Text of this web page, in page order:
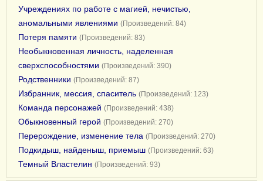
Учреждениях по работе с магией, нечистью,
аномальными явлениями (Произведений: 84)
Потеря памяти (Произведений: 83)
Необыкновенная личность, наделенная
сверхспособностями (Произведений: 390)
Родственники (Произведений: 87)
Избранник, мессия, спаситель (Произведений: 123)
Команда персонажей (Произведений: 438)
Обыкновенный герой (Произведений: 270)
Перерождение, изменение тела (Произведений: 270)
Подкидыш, найденыш, приемыш (Произведений: 63)
Темный Властелин (Произведений: 93)